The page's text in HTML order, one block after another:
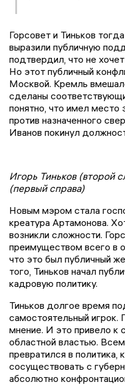
Горсовет и Тиньков
выразили публичную
подтвердил, что не
Но этот публичный
Москвой. Кремль
сделаны
понятно, что имел место
против назначенного
Иванов покинул
Игорь Тиньков (второй
(первый справа)
Новым мэром стала
креатура Артамонова.
возникли сложности.
преимуществом всего в
что это был публичный
того, Тиньков начал
кадровую политику.
Тиньков долгое время
самостоятельный игрок.
мнение. И это привело к
областной властью.
превратился в политика,
сосуществовать с
абсолютно